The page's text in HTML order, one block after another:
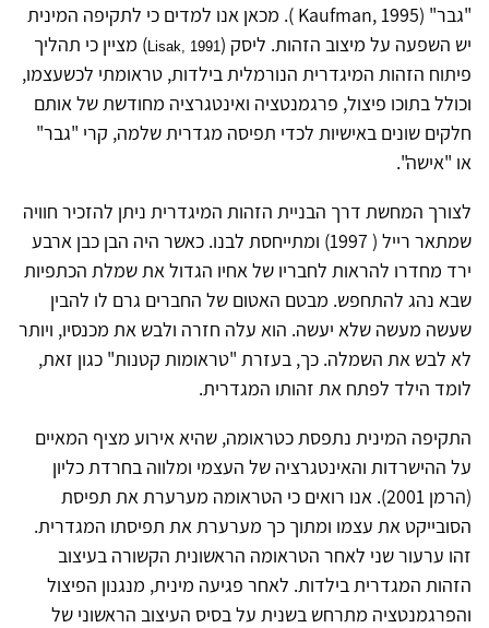
"גבר" (Kaufman, 1995 ). מכאן אנו למדים כי לתקיפה המינית
יש השפעה על מיצוב הזהות. ליסק (Lisak, 1991) מציין כי תהליך
פיתוח הזהות המיגדרית הנורמלית בילדות, טראומתי לכשעצמו,
וכולל בתוכו פיצול, פרגמנטציה ואינטגרציה מחודשת של אותם
חלקים שונים באישיות לכדי תפיסה מגדרית שלמה, קרי "גבר"
או "אישה".
לצורך המחשת דרך הבניית הזהות המיגדרית ניתן להזכיר חוויה
שמתאר רייל ( 1997) ומתייחסת לבנו. כאשר היה הבן כבן ארבע
ירד מחדרו להראות לחבריו של אחיו הגדול את שמלת הכתפיות
שבא נהג להתחפש. מבטם האטום של החברים גרם לו להבין
שעשה מעשה שלא יעשה. הוא עלה חזרה ולבש את מכנסיו, ויותר
לא לבש את השמלה. כך, בעזרת "טראומות קטנות" כגון זאת,
לומד הילד לפתח את זהותו המגדרית.
התקיפה המינית נתפסת כטראומה, שהיא אירוע מציף המאיים
על ההישרדות והאינטגרציה של העצמי ומלווה בחרדת כליון
(הרמן 2001). אנו רואים כי הטראומה מערערת את תפיסת
הסובייקט את עצמו ומתוך כך מערערת את תפיסתו המגדרית.
זהו ערעור שני לאחר הטראומה הראשונית הקשורה בעיצוב
הזהות המגדרית בילדות. לאחר פגיעה מינית, מנגנון הפיצול
והפרגמנטציה מתרחש בשנית על בסיס העיצוב הראשוני של